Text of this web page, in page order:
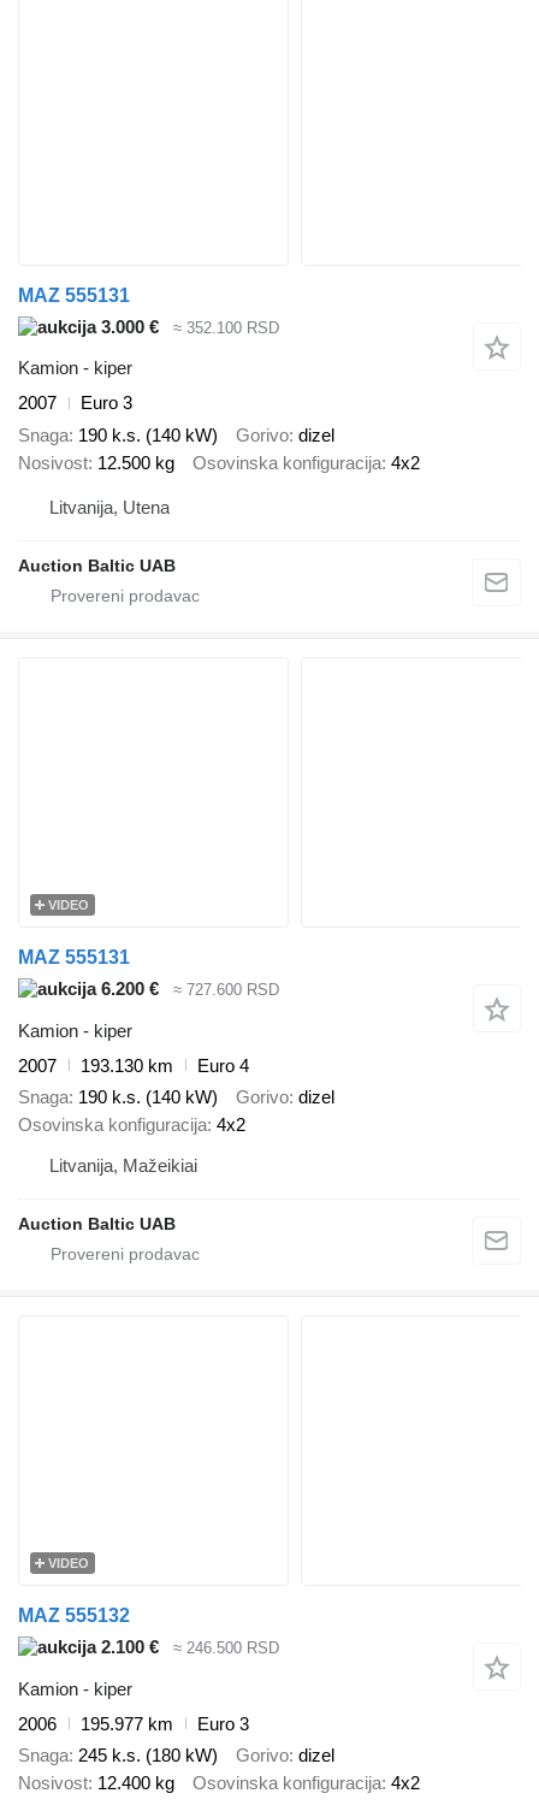
MAZ 555131
3.000 €
≈ 352.100 RSD
Kamion - kiper
2007
Euro 3
Snaga 190 k.s. (140 kW) Gorivo dizel
Nosivost 12.500 kg Osovinska konfiguracija 4x2
Litvanija, Utena
Auction Baltic UAB
VIDEO
MAZ 555131
6.200 €
≈ 727.600 RSD
Kamion - kiper
2007
193.130 km
Euro 4
Snaga 190 k.s. (140 kW) Gorivo dizel
Osovinska konfiguracija 4x2
Litvanija, Mažeikiai
Auction Baltic UAB
VIDEO
MAZ 555132
2.100 €
≈ 246.500 RSD
Kamion - kiper
2006
195.977 km
Euro 3
Snaga 245 k.s. (180 kW) Gorivo dizel
Nosivost 12.400 kg Osovinska konfiguracija 4x2